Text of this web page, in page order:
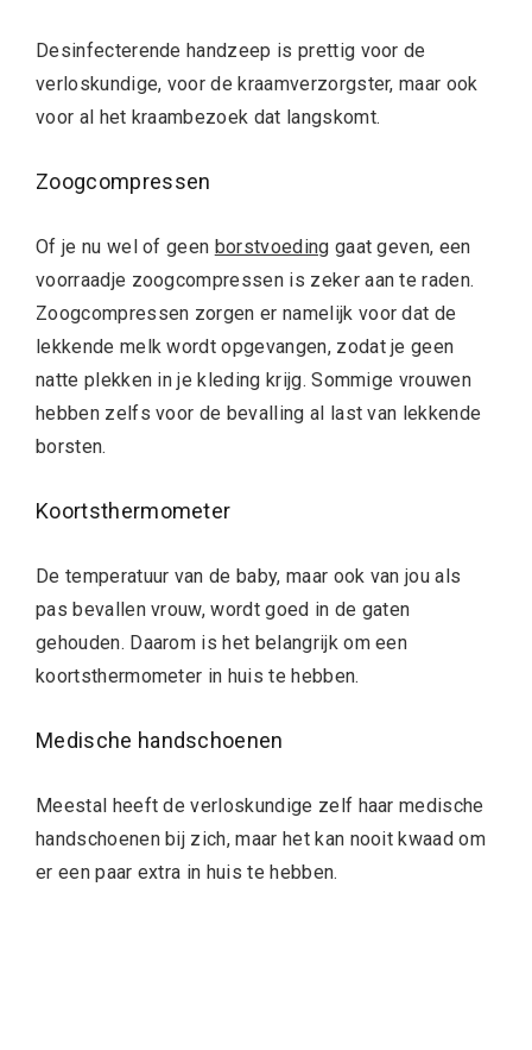
Desinfecterende handzeep is prettig voor de
verloskundige, voor de kraamverzorgster, maar ook
voor al het kraambezoek dat langskomt.
Zoogcompressen
Of je nu wel of geen borstvoeding gaat geven, een
voorraadje zoogcompressen is zeker aan te raden.
Zoogcompressen zorgen er namelijk voor dat de
lekkende melk wordt opgevangen, zodat je geen
natte plekken in je kleding krijg. Sommige vrouwen
hebben zelfs voor de bevalling al last van lekkende
borsten.
Koortsthermometer
De temperatuur van de baby, maar ook van jou als
pas bevallen vrouw, wordt goed in de gaten
gehouden. Daarom is het belangrijk om een
koortsthermometer in huis te hebben.
Medische handschoenen
Meestal heeft de verloskundige zelf haar medische
handschoenen bij zich, maar het kan nooit kwaad om
er een paar extra in huis te hebben.